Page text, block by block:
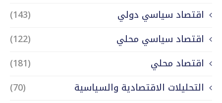
اقتصاد سياسي دولي
(143)
اقتصاد سياسي محلي
(122)
اقتصاد محلي
(181)
التحليلات الاقتصادية والسياسية
(70)